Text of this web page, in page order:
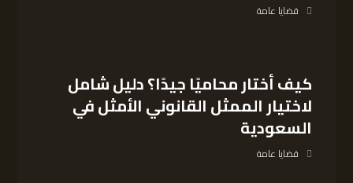
قضايا عامة
كيف أختار محاميًا جيدًا؟ دليل شامل
لاختيار الممثل القانوني الأمثل في
السعودية
قضايا عامة